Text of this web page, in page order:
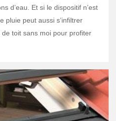
d’eau. Et si le dispositif n’est
pluie peut aussi s’infiltrer
toit sans moi pour profiter